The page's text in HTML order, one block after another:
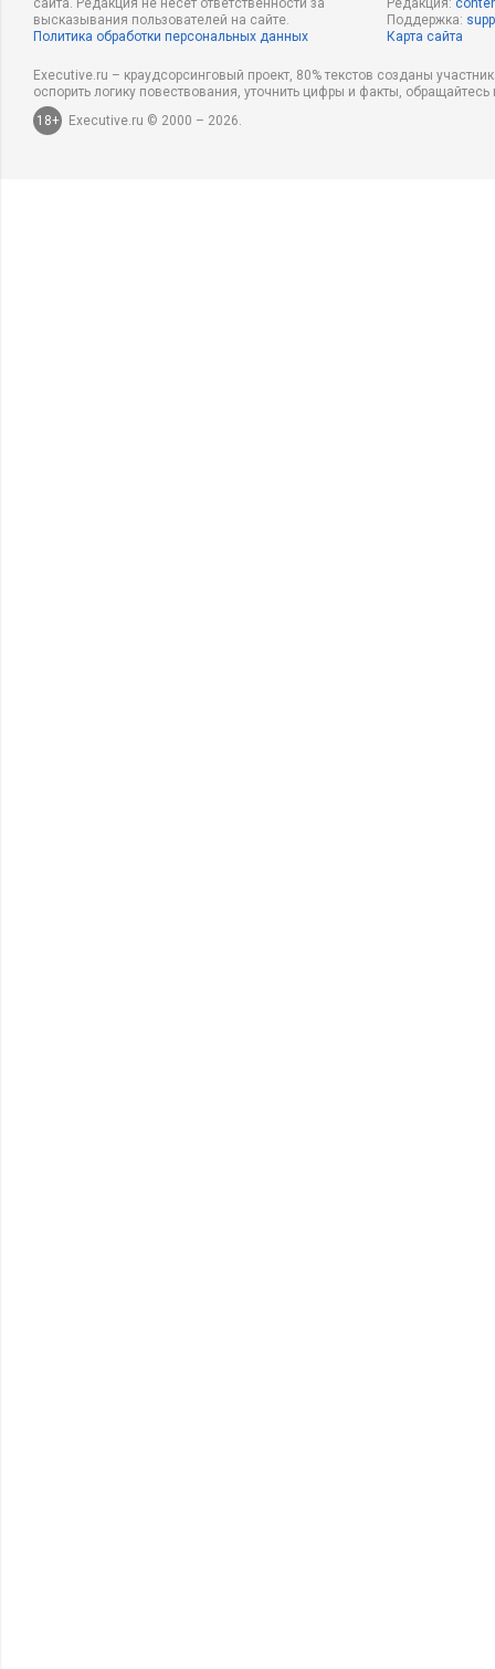
сайта. Редакция не несет ответственности за
высказывания пользователей на сайте.
Политика обработки персональных данных
Редакция:
Поддержка:
Карта сайта
Executive.ru – краудсорсинговый проект, 80% текстов созданы
оспорить логику повествования, уточнить цифры и факты,
18+
Executive.ru © 2000 – 2026.